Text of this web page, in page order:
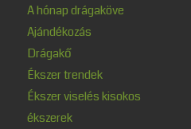
A hónap drágaköve
Ajándékozás
Drágakő
Ékszer trendek
Ékszer viselés kisokos
ékszerek